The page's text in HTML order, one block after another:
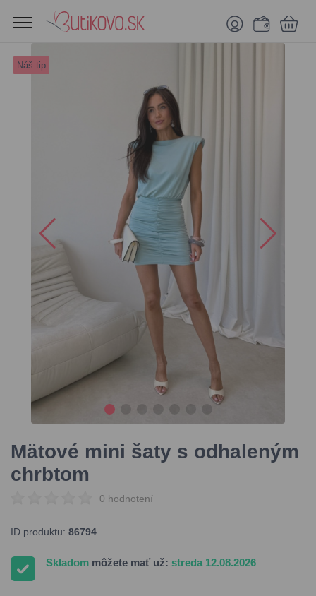
Náš tip
Mätové mini šaty s odhaleným
chrbtom
0 hodnotení
ID produktu: 86794
Skladom môžete mať už: streda 12.08.2026